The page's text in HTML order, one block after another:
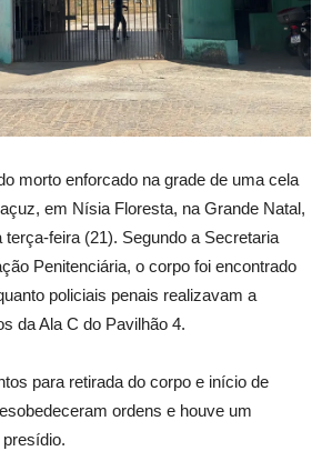
morto enforcado na grade de uma cela
em Nísia Floresta, na Grande Natal,
feira (21). Segundo a Secretaria
Penitenciária, o corpo foi encontrado
policiais penais realizavam a
da Ala C do Pavilhão 4.
para retirada do corpo e início de
ordens e houve um